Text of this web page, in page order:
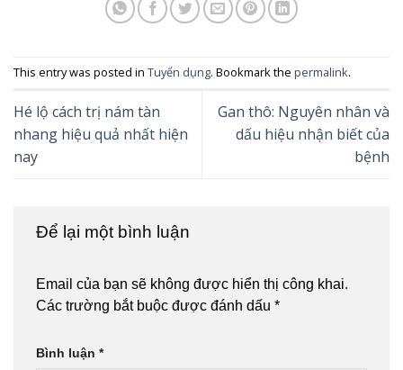
This entry was posted in Tuyển dụng. Bookmark the permalink.
Hé lộ cách trị nám tàn
nhang hiệu quả nhất hiện
nay
Gan thô: Nguyên nhân và
dấu hiệu nhận biết của
bệnh
Để lại một bình luận
Email của bạn sẽ không được hiển thị công khai.
Các trường bắt buộc được đánh dấu *
Bình luận *